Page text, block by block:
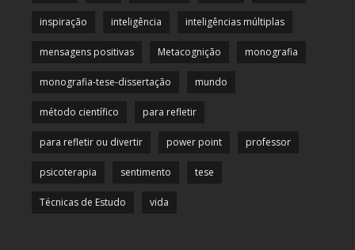
inspiração inteligência inteligências múltiplas
mensagens positivas Metacognição monografia
monografia-tese-dissertação mundo
método científico para refletir
para refletir ou divertir power point professor
psicoterapia sentimento tese
Técnicas de Estudo vida